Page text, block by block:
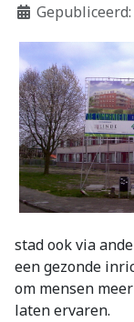
stad ook via
een gezonde
om mensen
laten ervaren.